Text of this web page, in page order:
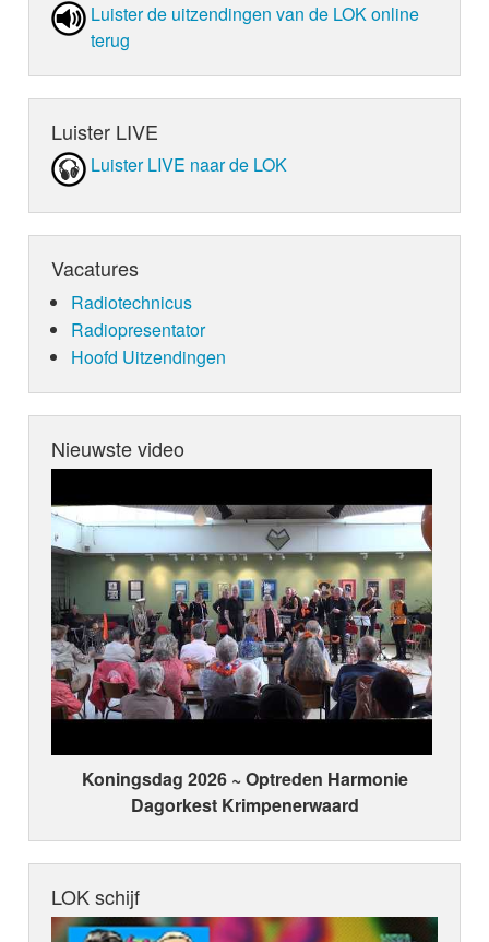
Luister de uit­zen­din­gen van de LOK online
terug
Luister LIVE
Luister LIVE naar de LOK
Vacatures
Radiotechnicus
Radiopresentator
Hoofd Uitzendingen
Nieuwste video
Koningsdag 2026 ~ Optreden Harmonie
Dagorkest Krimpenerwaard
LOK schijf